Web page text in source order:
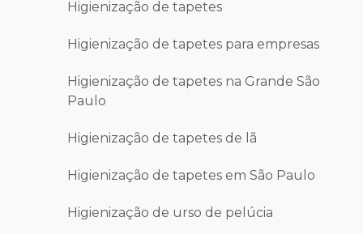
Higienização de tapetes
Higienização de tapetes para empresas
Higienização de tapetes na Grande São
Paulo
Higienização de tapetes de lã
Higienização de tapetes em São Paulo
Higienização de urso de pelúcia